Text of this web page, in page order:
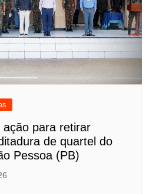
para retirar
de quartel do
Pessoa (PB)